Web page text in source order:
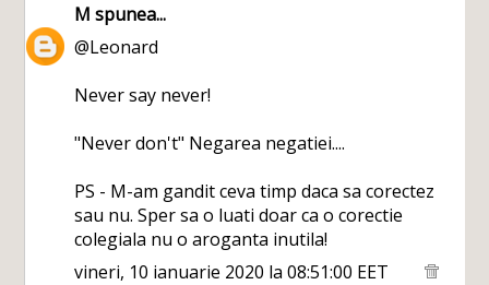
M spunea...
@Leonard
Never say never!
"Never don't" Negarea negatiei....
PS - M-am gandit ceva timp daca sa corectez
sau nu. Sper sa o luati doar ca o corectie
colegiala nu o aroganta inutila!
vineri, 10 ianuarie 2020 la 08:51:00 EET